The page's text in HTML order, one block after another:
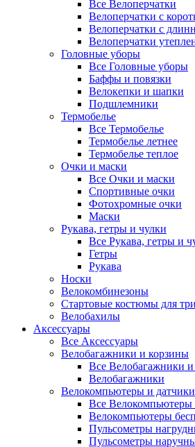
Все Велоперчатки
Велоперчатки с
Велоперчатки с
Велоперчатки
Головные уборы
Все Головные уборы
Баффы и повязки
Велокепки и шапки
Подшлемники
Термобелье
Все Термобелье
Термобелье летнее
Термобелье теплое
Очки и маски
Все Очки и маски
Спортивные очки
Фотохромные очки
Маски
Рукава, гетры и чулки
Все Рукава, гетры и
Гетры
Рукава
Носки
Велокомбинезоны
Стартовые костюмы для
Велобахилы
Аксессуары
Все Аксессуары
Велобагажники и корзины
Все Велобагажники
Велобагажники
Велокомпьютеры и датчики
Все Велокомпьютеры
Велокомпьютеры
Пульсометры
Пульсометры